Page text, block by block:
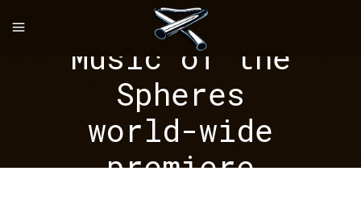
Music of the
Spheres
world-wide
premiere